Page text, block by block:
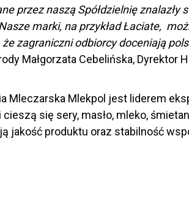
przez naszą Spółdzielnię
marki, na przykład Łaciate,
że zagraniczni odbiorcy doceniają
Małgorzata Cebelińska, Dyrektor
Mleczarska Mlekpol jest liderem
cieszą się sery, masło, mleko,
jakość produktu oraz stabilność